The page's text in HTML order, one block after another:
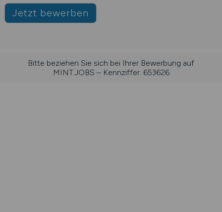
Jetzt bewerben
Bitte beziehen Sie sich bei Ihrer Bewerbung auf
MINT.JOBS – Kennziffer: 653626